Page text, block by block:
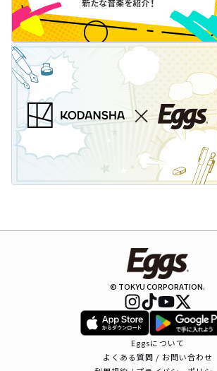
© TOKYU CORPORATION.
Eggsについて
よくある質問 / お問い合わせ